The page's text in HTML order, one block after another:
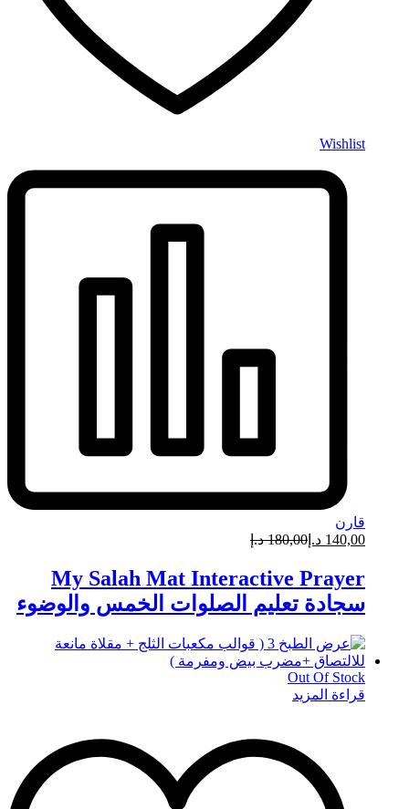
Wishlist
قارن
140,00 د.إ 180,00 د.إ
My Salah Mat Interactive Prayer
سجادة تعليم الصلوات الخمس والوضوء
Out Of Stock
قراءة المزيد